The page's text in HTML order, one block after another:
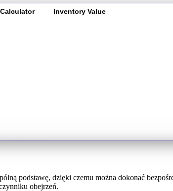
Inventory Value
podstawę, dzięki czemu można dokonać
obejrzeń.